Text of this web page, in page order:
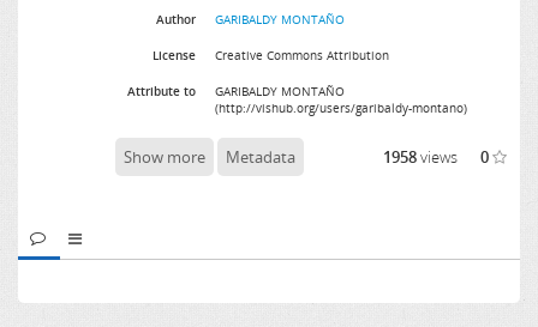
Author GARIBALDY MONTAÑO
License Creative Commons Attribution
Attribute to
GARIBALDY MONTAÑO
(http://vishub.org/users/garibaldy-montano)
Show more Metadata 1958views 0